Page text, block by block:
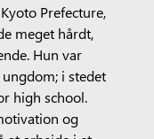
Prefecture,
meget hårdt,
Hun var
i stedet
high school.
og